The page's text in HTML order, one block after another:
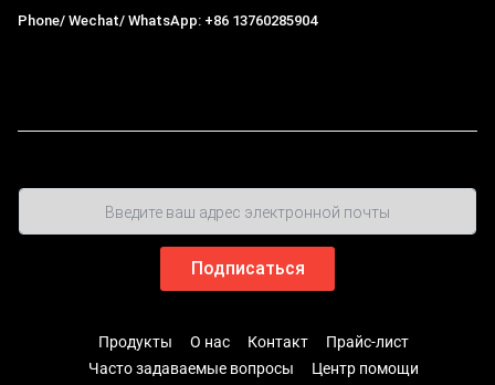
Phone/ Wechat/ WhatsApp: +86 13760285904
Продукты О нас Контакт
Прайс-лист
Часто задаваемые вопросы
Центр помощи